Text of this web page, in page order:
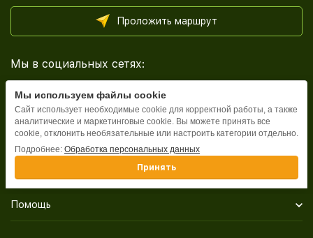
Проложить маршрут
Мы в социальных сетях:
Каталог
Помощь
Мы используем файлы cookie
Сайт использует необходимые cookie для корректной работы, а также
аналитические и маркетинговые cookie. Вы можете принять все
cookie, отклонить необязательные или настроить категории отдельно.
Подробнее: Обработка персональных данных
Принять